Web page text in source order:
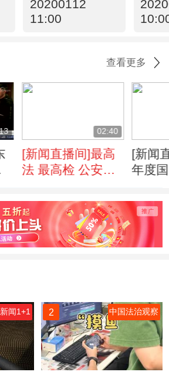
20200112
11:00
查看更多
02:40
[新闻直播间]最高
法 最高检 公安部
违法犯罪行为指导
意见
[新闻
年度
表面
力炎
新闻1+1 2 中国法治观察